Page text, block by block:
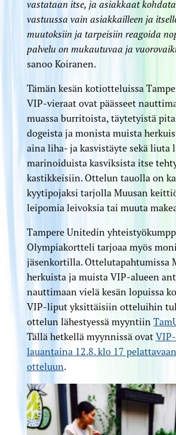
vastataan itse, ja asiakkaat
vastuussa vain asiakkailleen ja
muutoksiin ja tarpeisiin reagoida
palvelu on mukautuvaa ja
sanoo Koiranen.
Tämän kesän kotiotteluissa
VIP-vieraat ovat päässeet
muassa burritoista, täytetyistä
dogeista ja monista muista
aina liha- ja kasvistäyte sekä liuta
marinoiduista kasviksista itse
kastikkeisiin. Ottelun tauolla on
kyytipojaksi tarjolla Muusan
leipomia leivoksia tai muuta
Tampere Unitedin
Olympiakortteli tarjoaa myös
jäsenkortilla. Ottelutapahtumissa
herkuista ja muista VIP-alueen
nauttimaan vielä kesän lopuissa
VIP-liput yksittäisiin otteluihin
ottelun lähestyessä myyntiin
Tällä hetkellä myynnissä ovat
lauantaina 12.8. klo 17 pelattavaan
otteluun.